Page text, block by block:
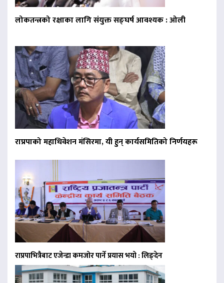
लोकतन्त्रको रक्षाका लागि संयुक्त सङ्घर्ष आवश्यक : ओली
राप्रपाको महाधिवेशन मंसिरमा, यी हुन् कार्यसमितिको निर्णयहरू
राप्रपाभित्रैबाट एजेन्डा कमजोर पार्ने प्रयास भयो : लिङ्देन